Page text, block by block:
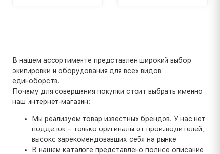
В нашем ассортименте представлен широкий выбор
экипировки и оборудования для всех видов
единоборств.
Почему для совершения покупки стоит выбрать именно
наш интернет-магазин:
Мы реализуем товар известных брендов. У нас нет
подделок – только оригиналы от производителей,
высоко зарекомендовавших себя на рынке
В нашем каталоге представлено полное описание